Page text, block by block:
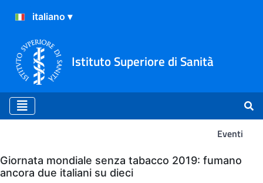
Istituto Superiore di Sanità
Eventi
Eventi
Giornata mondiale senza tabacco 2019: fumano
ancora due italiani su dieci